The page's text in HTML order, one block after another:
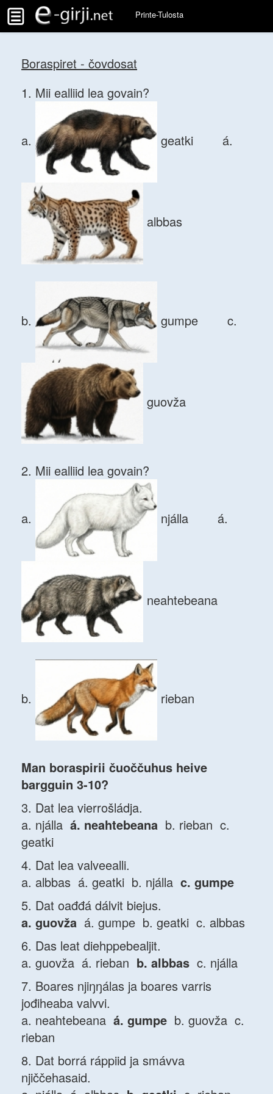
Printe-Tulosta
Boraspiret - čovdosat
1. Mii ealliid lea govain?
a. geatki á.
albbas
b. gumpe c.
guovža
2. Mii ealliid lea govain?
a. njálla á.
neahtebeana
b. rieban
Man boraspirii čuoččuhus heive
bargguin 3-10?
3. Dat lea vierrošládja.
a. njálla á. neahtebeana b. rieban c.
geatki
4. Dat lea valveealli.
a. albbas á. geatki b. njálla c. gumpe
5. Dat oađđá dálvit biejus.
a. guovža á. gumpe b. geatki c. albbas
6. Das leat diehppebealjit.
a. guovža á. rieban b. albbas c. njálla
7. Boares njiŋŋálas ja boares varris
jođiheaba valvvi.
a. neahtebeana á. gumpe b. guovža c.
rieban
8. Dat borrá ráppiid ja smávva
njiččehasaid.